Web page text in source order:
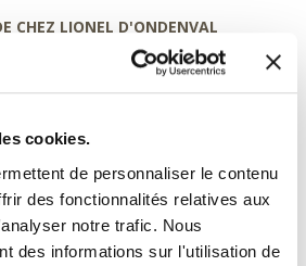
cookies.
de personnaliser le contenu
des fonctionnalités relatives aux
notre trafic. Nous
des informations sur l'utilisation de
CHEZ LIONEL D'ONDENVAL
rose de montagne – kiwi
au cédrat – tuile aux algues
– jus de coques crémé –
– pickles de radis – tobiko
***